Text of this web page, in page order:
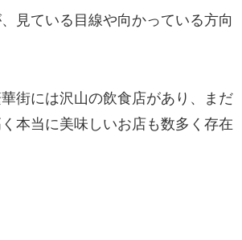
見ている目線や向かっている方向
街には沢山の飲食店があり、まだ
本当に美味しいお店も数多く存在